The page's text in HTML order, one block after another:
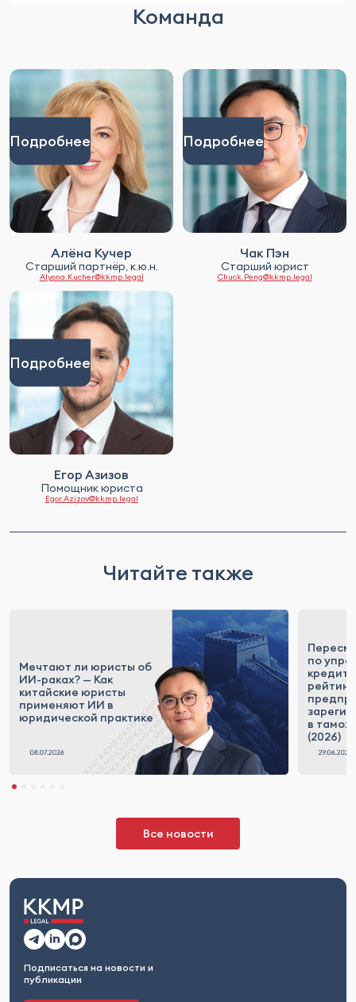
Команда
Подробнее
Алёна Кучер
Старший партнёр, к.ю.н.
Alyona.Kucher@kkmp.legal
Подробнее
Чак Пэн
Старший юрист
Chuck.Peng@kkmp.legal
Подробнее
Егор Азизов
Помощник юриста
Egor.Azizov@kkmp.legal
Читайте также
Мечтают ли юристы об
ИИ-раках? — Как
китайские юристы
применяют ИИ в
юридической практике
по
в
(2026)
Все новости
Подписаться на новости и
публикации